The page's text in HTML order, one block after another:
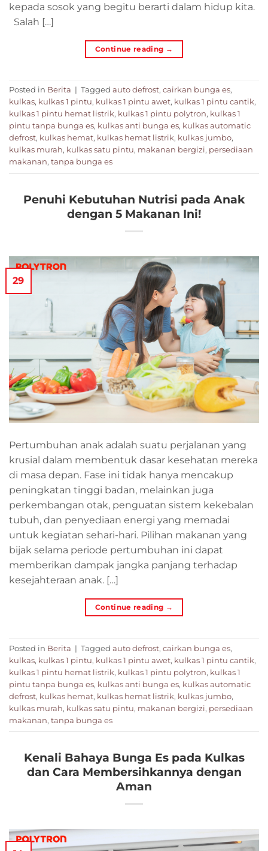
kepada sosok yang begitu berarti dalam hidup kita.
Salah […]
Continue reading →
Posted in Berita | Tagged auto defrost, cairkan bunga es,
kulkas, kulkas 1 pintu, kulkas 1 pintu awet, kulkas 1 pintu cantik,
kulkas 1 pintu hemat listrik, kulkas 1 pintu polytron, kulkas 1
pintu tanpa bunga es, kulkas anti bunga es, kulkas automatic
defrost, kulkas hemat, kulkas hemat listrik, kulkas jumbo,
kulkas murah, kulkas satu pintu, makanan bergizi, persediaan
makanan, tanpa bunga es
Penuhi Kebutuhan Nutrisi pada Anak
dengan 5 Makanan Ini!
29
Pertumbuhan anak adalah suatu perjalanan yang
krusial dalam membentuk dasar kesehatan mereka
di masa depan. Fase ini tidak hanya mencakup
peningkatan tinggi badan, melainkan juga
perkembangan otak, penguatan sistem kekebalan
tubuh, dan penyediaan energi yang memadai
untuk kegiatan sehari-hari. Pilihan makanan yang
bijak selama periode pertumbuhan ini dapat
memberikan dampak jangka panjang terhadap
kesejahteraan anak. […]
Continue reading →
Posted in Berita | Tagged auto defrost, cairkan bunga es,
kulkas, kulkas 1 pintu, kulkas 1 pintu awet, kulkas 1 pintu cantik,
kulkas 1 pintu hemat listrik, kulkas 1 pintu polytron, kulkas 1
pintu tanpa bunga es, kulkas anti bunga es, kulkas automatic
defrost, kulkas hemat, kulkas hemat listrik, kulkas jumbo,
kulkas murah, kulkas satu pintu, makanan bergizi, persediaan
makanan, tanpa bunga es
Kenali Bahaya Bunga Es pada Kulkas
dan Cara Membersihkannya dengan
Aman